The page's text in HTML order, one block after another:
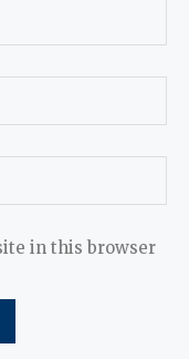
in this browser